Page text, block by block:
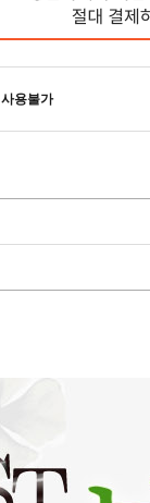
사용불가